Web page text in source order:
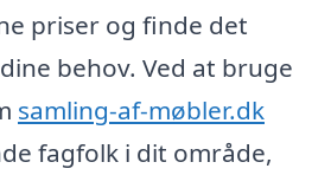
priser og finde det
behov. Ved at bruge
samling-af-møbler.dk
fagfolk i dit område,